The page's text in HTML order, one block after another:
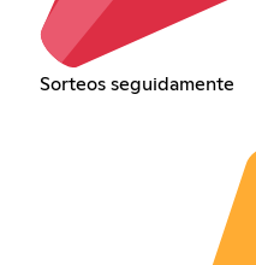
Sorteos seguidamente